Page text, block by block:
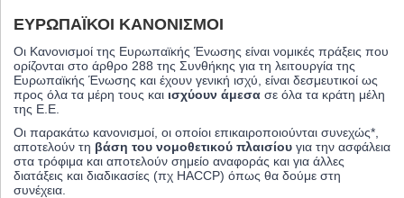
ΕΥΡΩΠΑΪΚΟΊ ΚΑΝΟΝΙΣΜΟΊ
Οι Κανονισμοί της Ευρωπαϊκής Ένωσης είναι νομικές πράξεις που
ορίζονται στο άρθρο 288 της Συνθήκης για τη λειτουργία της
Ευρωπαϊκής Ένωσης και έχουν γενική ισχύ, είναι δεσμευτικοί ως
προς όλα τα μέρη τους και ισχύουν άμεσα σε όλα τα κράτη μέλη
της Ε.Ε.
Οι παρακάτω κανονισμοί, οι οποίοι επικαιροποιούνται συνεχώς*,
αποτελούν τη βάση του νομοθετικού πλαισίου για την ασφάλεια
στα τρόφιμα και αποτελούν σημείο αναφοράς και για άλλες
διατάξεις και διαδικασίες (πχ HACCP) όπως θα δούμε στη
συνέχεια.